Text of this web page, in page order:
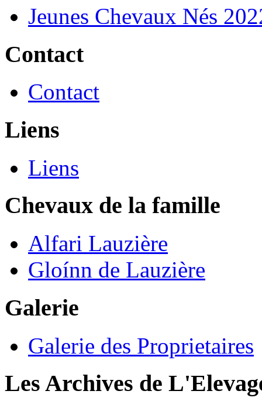
Jeunes Chevaux Nés
Contact
Contact
Liens
Liens
Chevaux de la famille
Alfari Lauzière
Gloínn de Lauzière
Galerie
Galerie des Proprietaires
Les Archives de